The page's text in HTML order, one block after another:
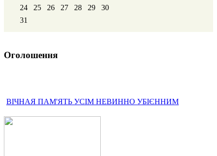
24
25 26 27 28 29
30
31
Оголошення
ВІЧНАЯ ПАМ'ЯТЬ УСІМ НЕВИННО УБІЄННИМ